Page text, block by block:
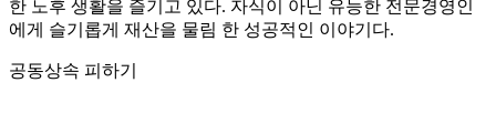
한 노후 생활을 즐기고 있다. 자식이 아닌 유능한 전문경영인
에게 슬기롭게 재산을 물림 한 성공적인 이야기다.
공동상속 피하기